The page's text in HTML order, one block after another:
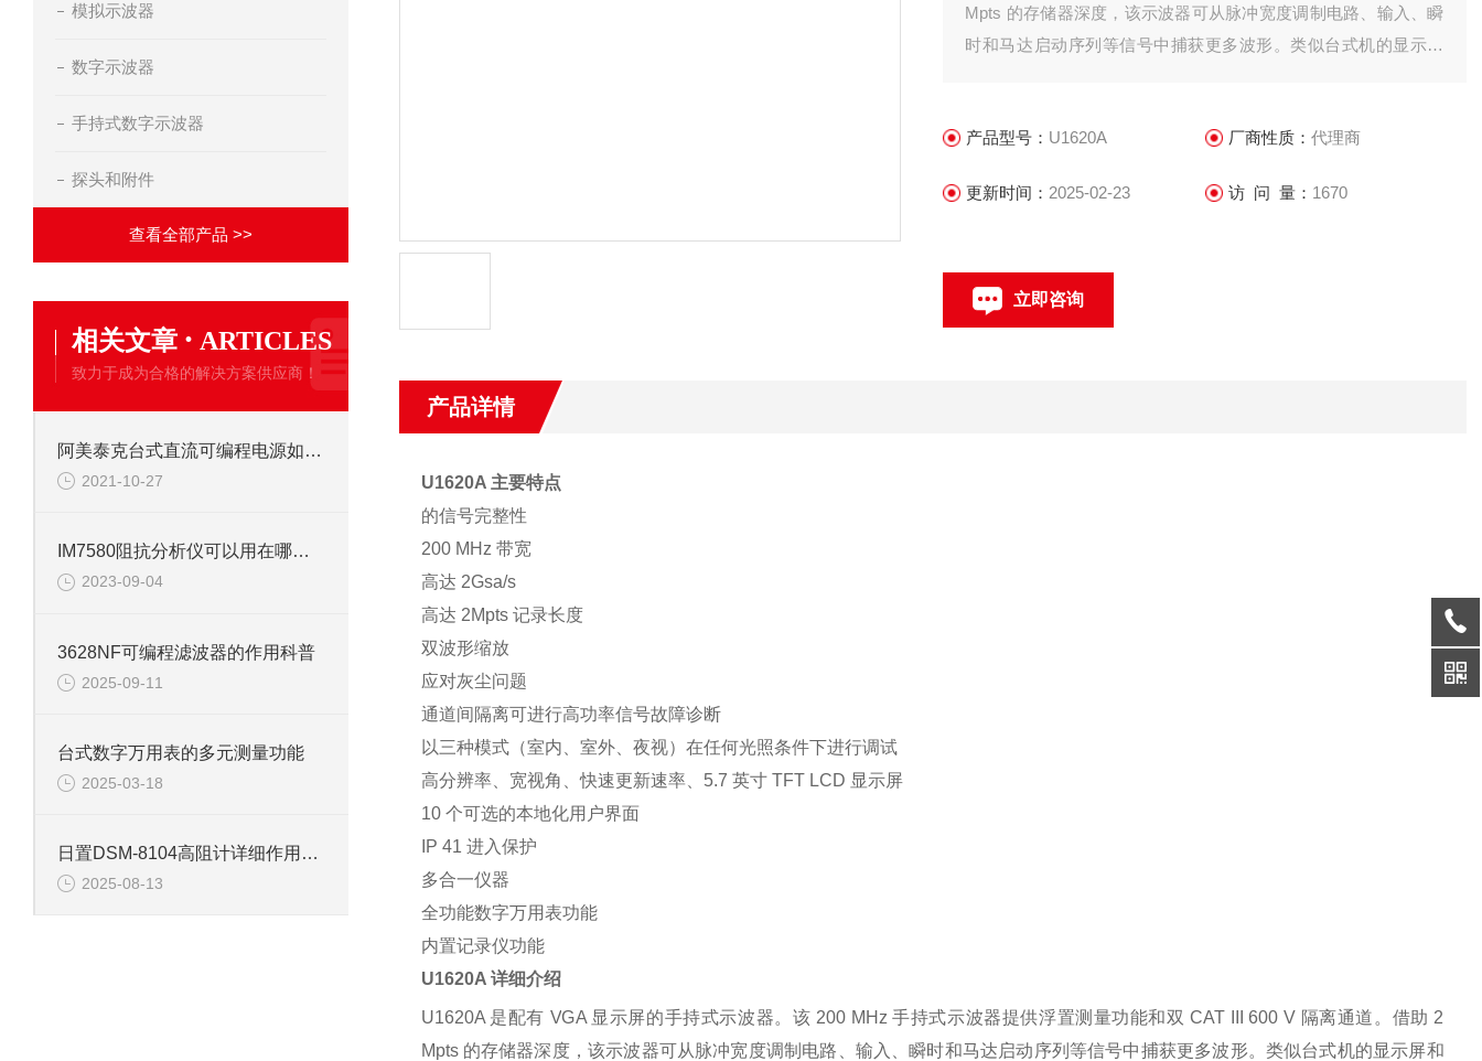
模拟示波器
数字示波器
手持式数字示波器
探头和附件
查看全部产品 >>
相关文章 · ARTICLES
致力于成为合格的解决方案供应商！
阿美泰克台式直流可编程电源如何保养维护？
2021-10-27
IM7580阻抗分析仪可以用在哪些方面
2023-09-04
3628NF可编程滤波器的作用科普
2025-09-11
台式数字万用表的多元测量功能
2025-03-18
日置DSM-8104高阻计详细作用有哪些？
2025-08-13
Mpts 的存储器深度，该示波器可从脉冲宽度调制电路、输入、瞬
时和马达启动序列等信号中捕获更多波形。类似台式机的显示屏
产品型号： U1620A 厂商性质： 代理商
更新时间： 2025-02-23 访 问 量： 1670
立即咨询
产品详情
U1620A 主要特点
的信号完整性
200 MHz 带宽
高达 2Gsa/s
高达 2Mpts 记录长度
双波形缩放
应对灰尘问题
通道间隔离可进行高功率信号故障诊断
以三种模式（室内、室外、夜视）在任何光照条件下进行调试
高分辨率、宽视角、快速更新速率、5.7 英寸 TFT LCD 显示屏
10 个可选的本地化用户界面
IP 41 进入保护
多合一仪器
全功能数字万用表功能
内置记录仪功能
U1620A 详细介绍
U1620A 是配有 VGA 显示屏的手持式示波器。该 200 MHz 手持式示波器提供浮置测量功能和双 CAT III 600 V 隔离通道。借助 2
Mpts 的存储器深度，该示波器可从脉冲宽度调制电路、输入、瞬时和马达启动序列等信号中捕获更多波形。类似台式机的显示屏和